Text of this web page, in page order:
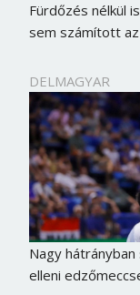
Fürdőzés nélkül
sem számított
DELMAGYAR
Nagy
elleni